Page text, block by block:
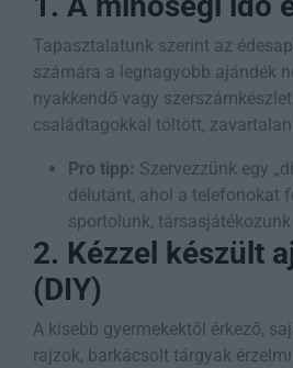
Tapasztalatunk szerint az
számára a legnagyobb ajándék
nyakkendő vagy
családtagokkal töltött, zavartalan
Pro tipp: Szervezzünk egy
délutánt, ahol a telefonokat
sportolunk,
2. Kézzel készült
(DIY)
A kisebb gyermekektől érkező,
rajzok, barkácsolt tárgyak